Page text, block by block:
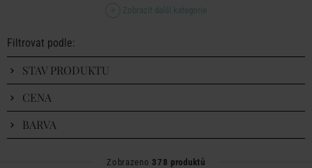
Zobrazit další kategorie
Filtrovat podle:
STAV PRODUKTU
CENA
BARVA
Zobrazeno378 produktů